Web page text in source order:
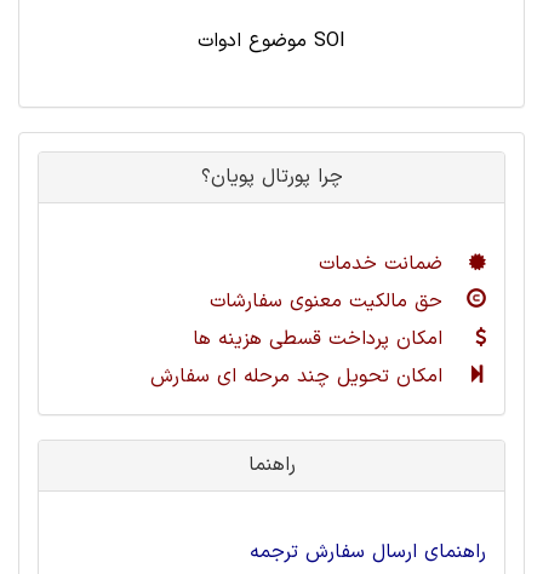
موضوع ادوات SOI
چرا پورتال پویان؟
ضمانت خدمات
حق مالکیت معنوی سفارشات
امکان پرداخت قسطی هزینه ها
امکان تحویل چند مرحله ای سفارش
راهنما
راهنمای ارسال سفارش ترجمه